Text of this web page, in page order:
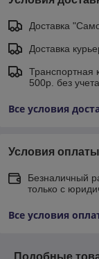
Доставка
Доставка
Транспортная
500р. без
Все условия
Условия оплаты
Безналичный
только с
Все условия
Подобные